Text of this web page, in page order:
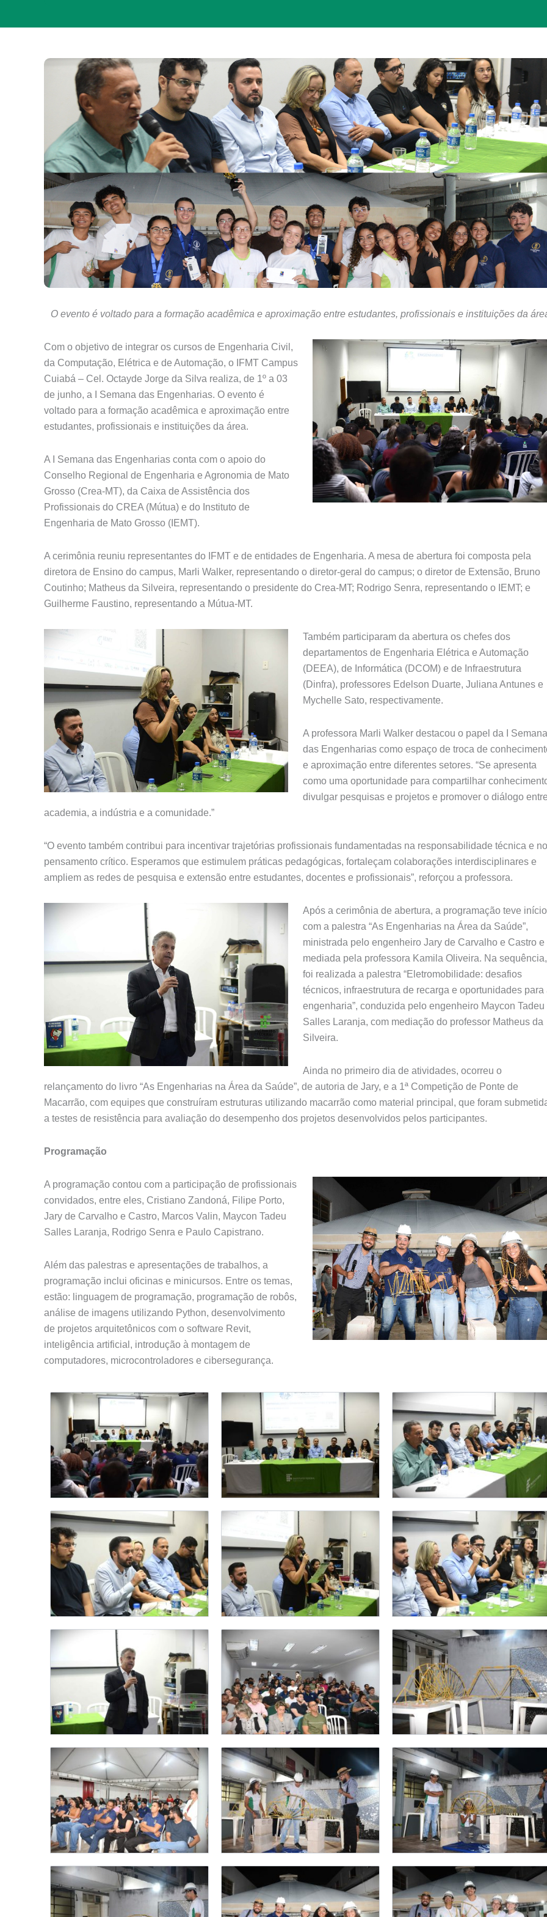
O evento é voltado para a formação acadêmica e aproximação entre estudantes, profissionais e instituições da
Com o objetivo de integrar os cursos de Engenharia Civil,
da Computação, Elétrica e de Automação, o IFMT Campus
Cuiabá – Cel. Octayde Jorge da Silva realiza, de 1º a 03
de junho, a I Semana das Engenharias. O evento é
voltado para a formação acadêmica e aproximação entre
estudantes, profissionais e instituições da área.
A I Semana das Engenharias conta com o apoio do
Conselho Regional de Engenharia e Agronomia de Mato
Grosso (Crea-MT), da Caixa de Assistência dos
Profissionais do CREA (Mútua) e do Instituto de
Engenharia de Mato Grosso (IEMT).
A cerimônia reuniu representantes do IFMT e de entidades de Engenharia. A mesa de abertura foi composta pela
diretora de Ensino do campus, Marli Walker, representando o diretor-geral do campus; o diretor de Extensão, Bruno
Coutinho; Matheus da Silveira, representando o presidente do Crea-MT; Rodrigo Senra, representando o IEMT; e
Guilherme Faustino, representando a Mútua-MT.
Também participaram da abertura os chefes dos
departamentos de Engenharia Elétrica e Automação
(DEEA), de Informática (DCOM) e de Infraestrutura
(Dinfra), professores Edelson Duarte, Juliana Antunes e
Mychelle Sato, respectivamente.
A professora Marli Walker destacou o papel da I Semana
das Engenharias como espaço de troca de
e aproximação entre diferentes setores. “Se apresenta
como uma oportunidade para compartilhar
divulgar pesquisas e projetos e promover o diálogo
academia, a indústria e a comunidade.”
“O evento também contribui para incentivar trajetórias profissionais fundamentadas na responsabilidade técnica e no
pensamento crítico. Esperamos que estimulem práticas pedagógicas, fortaleçam colaborações interdisciplinares e
ampliem as redes de pesquisa e extensão entre estudantes, docentes e profissionais”, reforçou a professora.
Após a cerimônia de abertura, a programação teve início
com a palestra “As Engenharias na Área da Saúde”,
ministrada pelo engenheiro Jary de Carvalho e Castro e
mediada pela professora Kamila Oliveira. Na sequência,
foi realizada a palestra “Eletromobilidade: desafios
técnicos, infraestrutura de recarga e oportunidades para
engenharia”, conduzida pelo engenheiro Maycon Tadeu
Salles Laranja, com mediação do professor Matheus da
Silveira.
Ainda no primeiro dia de atividades, ocorreu o
relançamento do livro “As Engenharias na Área da Saúde”, de autoria de Jary, e a 1ª Competição de Ponte de
Macarrão, com equipes que construíram estruturas utilizando macarrão como material principal, que foram
a testes de resistência para avaliação do desempenho dos projetos desenvolvidos pelos participantes.
Programação
A programação contou com a participação de profissionais
convidados, entre eles, Cristiano Zandoná, Filipe Porto,
Jary de Carvalho e Castro, Marcos Valin, Maycon Tadeu
Salles Laranja, Rodrigo Senra e Paulo Capistrano.
Além das palestras e apresentações de trabalhos, a
programação inclui oficinas e minicursos. Entre os temas,
estão: linguagem de programação, programação de robôs,
análise de imagens utilizando Python, desenvolvimento
de projetos arquitetônicos com o software Revit,
inteligência artificial, introdução à montagem de
computadores, microcontroladores e cibersegurança.